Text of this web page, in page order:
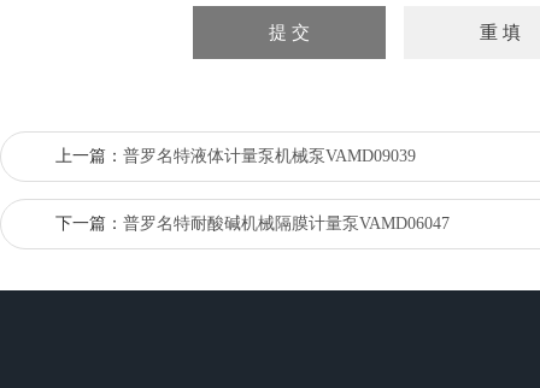
上一篇： 普罗名特液体计量泵机械泵VAMD09039
下一篇： 普罗名特耐酸碱机械隔膜计量泵VAMD06047